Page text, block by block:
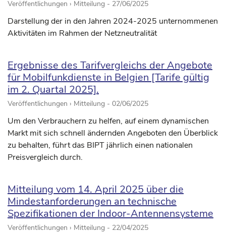
Veröffentlichungen › Mitteilung - 27/06/2025
Darstellung der in den Jahren 2024-2025 unternommenen
Aktivitäten im Rahmen der Netzneutralität
Ergebnisse des Tarifvergleichs der Angebote
für Mobilfunkdienste in Belgien [Tarife gültig
im 2. Quartal 2025].
Veröffentlichungen › Mitteilung - 02/06/2025
Um den Verbrauchern zu helfen, auf einem dynamischen
Markt mit sich schnell ändernden Angeboten den Überblick
zu behalten, führt das BIPT jährlich einen nationalen
Preisvergleich durch.
Mitteilung vom 14. April 2025 über die
Mindestanforderungen an technische
Spezifikationen der Indoor-Antennensysteme
Veröffentlichungen › Mitteilung - 22/04/2025